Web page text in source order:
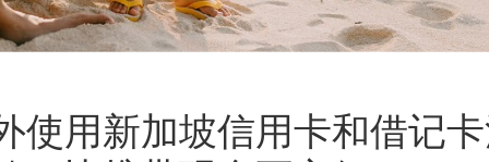
使用新加坡信用卡和借记